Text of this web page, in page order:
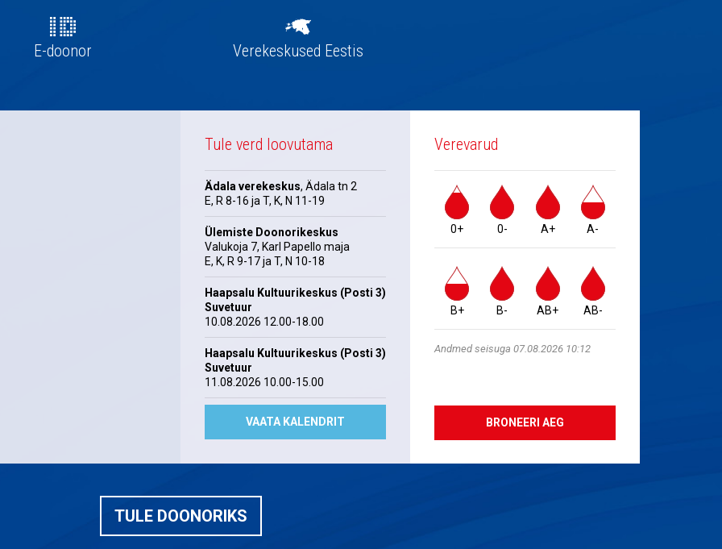
E-doonor Verekeskused Eestis
Tule verd loovutama
Ädala verekeskus, Ädala tn 2
E, R 8-16 ja T, K, N 11-19
Ülemiste Doonorikeskus
Valukoja 7, Karl Papello maja
E, K, R 9-17 ja T, N 10-18
Haapsalu Kultuurikeskus (Posti 3)
Suvetuur
10.08.2026 12.00-18.00
Haapsalu Kultuurikeskus (Posti 3)
Suvetuur
11.08.2026 10.00-15.00
VAATA KALENDRIT
Verevarud
0+ 0- A+ A-
B+ B- AB+ AB-
Andmed seisuga 07.08.2026 10:12
BRONEERI AEG
TULE DOONORIKS